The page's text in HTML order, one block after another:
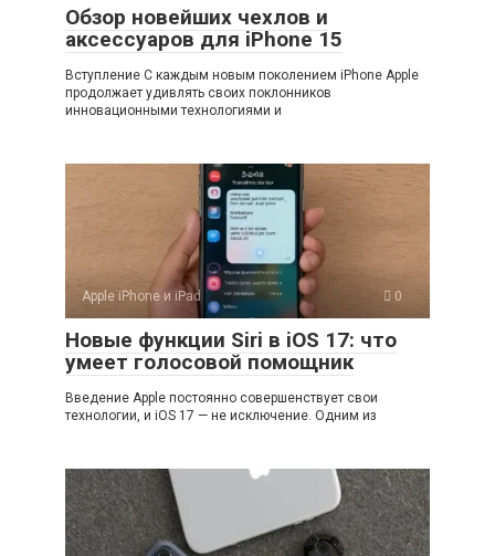
Обзор новейших чехлов и
аксессуаров для iPhone 15
Вступление С каждым новым поколением iPhone Apple
продолжает удивлять своих поклонников
инновационными технологиями и
Apple iPhone и iPad 0
Новые функции Siri в iOS 17: что
умеет голосовой помощник
Введение Apple постоянно совершенствует свои
технологии, и iOS 17 — не исключение. Одним из